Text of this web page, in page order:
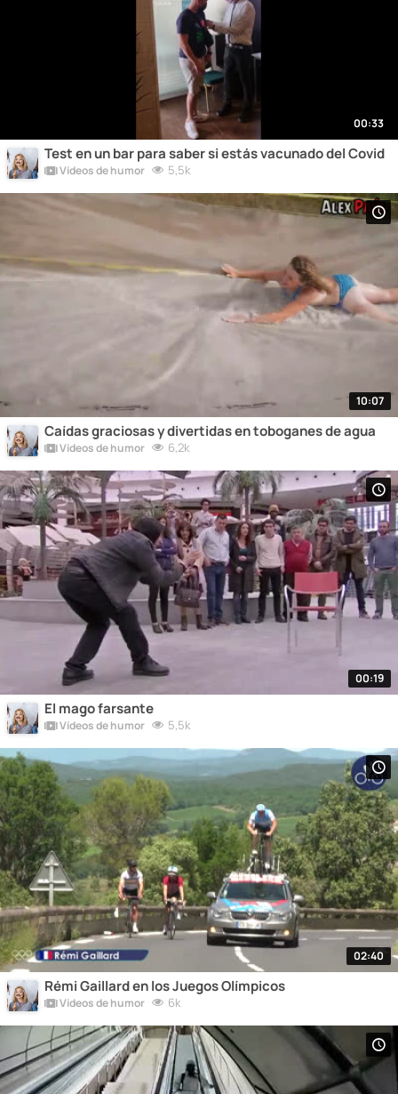
00:33
Test en un bar para saber si estás vacunado del Covid
Vídeos de humor 5,5k
10:07
Caídas graciosas y divertidas en toboganes de agua
Vídeos de humor 6,2k
00:19
El mago farsante
Vídeos de humor 5,5k
02:40
Rémi Gaillard en los Juegos Olímpicos
Vídeos de humor 6k